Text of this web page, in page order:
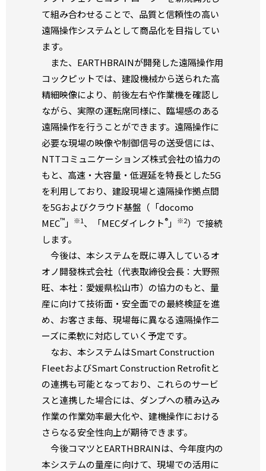
て組み合わせることで、品質と信頼性の高い
遠隔操作システムとして商品化を目指してい
ます。
また、EARTHBRAINが開発した遠隔操作用
コックピットでは、建設機械から送られた高
精細映像により、前後左右や作業機を確認し
ながら、実際の運転席同様に、臨場感のある
遠隔操作を行うことができます。遠隔操作に
必要な現場の映像や制御信号の送受信には、
NTTコミュニケーションズ株式会社の協力の
もと、高速・大容量・低遅延を特長とした5G
を利用しており、建設現場と遠隔操作拠点間
を5Gおよびクラウド基盤（「docomo
MEC™ 」 ※1、「MECダイレクト® 」 ※2）で接続
します。
今後は、本システムを既に導入しているオ
オノ開發株式会社（代表取締役会長：大野照
旺、本社：愛媛県松山市）の協力のもと、量
産に向けて技術面・安全面での最終検証を進
め、お客さま毎、現場毎に異なる遠隔操作ニ
ーズに柔軟に対応していく予定です。
なお、本システムはSmart Construction
FleetおよびSmart Construction Retrofitと
の連携も可能となっており、これらのサービ
スと連携した場合には、ダンプへの積み込み
作業の作業効率最大化や、建機操作における
さらなる安全性向上が期待できます。
今後コマツとEARTHBRAINは、今年度内の
本システムの量産に向けて、現場での活用に